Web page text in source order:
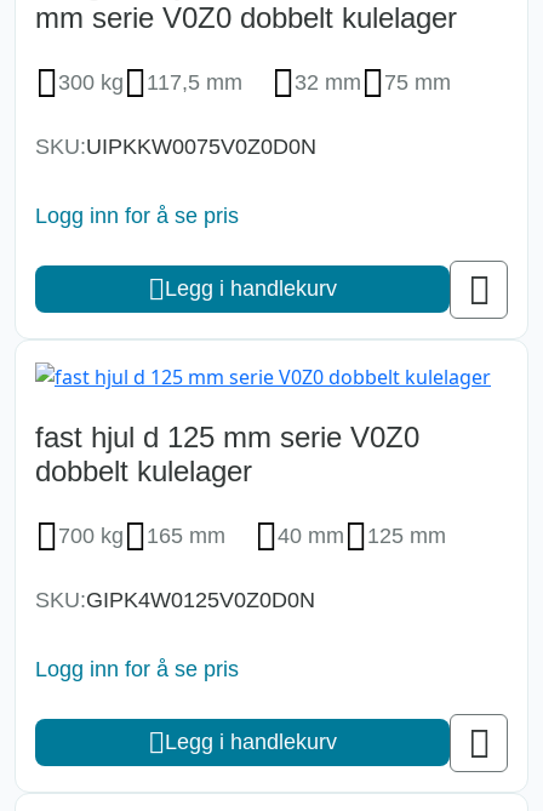
mm serie V0Z0 dobbelt kulelager
300 kg 117,5 mm 32 mm 75 mm
SKU:UIPKKW0075V0Z0D0N
Logg inn for å se pris
Legg i handlekurv
fast hjul d 125 mm serie V0Z0
dobbelt kulelager
700 kg 165 mm 40 mm 125 mm
SKU:GIPK4W0125V0Z0D0N
Logg inn for å se pris
Legg i handlekurv